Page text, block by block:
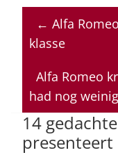
at
s
p
p
c
e
o
o
k
← Alfa
klasse
Alfa Romeo
had nog
14